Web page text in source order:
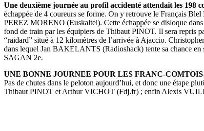
Une deuxième journée au profil accidenté attendait les 198
échappée de 4 coureurs se forme. On y retrouve le Français
PEREZ MORENO (Euskaltel). Cette échappée se disloque
fond de train par les équipiers de Thibaut PINOT. Il sera repris
“raidard” situé à 12 kilomètres de l’arrivée à Ajaccio.
dans lequel Jan BAKELANTS (Radioshack) tente sa chance en
SAGAN 2e.
UNE BONNE JOURNEE POUR LES FRANC-
Pas de chutes dans le peloton aujourd’hui, et donc une étape
Thibaut PINOT et Arthur VICHOT (Fdj.fr) ; enfin Alexis